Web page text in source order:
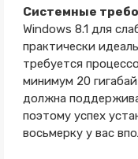
Системные
Windows 8.1 для
практически
требуется
минимум 20
должна
поэтому успех
восьмерку у вас